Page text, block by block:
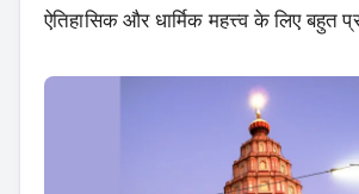
ऐतिहासिक और धार्मिक महत्त्व के लिए बहुत